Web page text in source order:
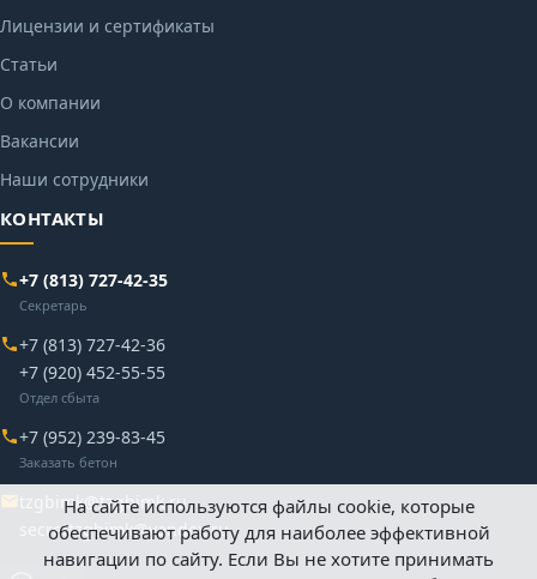
Лицензии и сертификаты
Статьи
О компании
Вакансии
Наши сотрудники
КОНТАКТЫ
+7 (813) 727-42-35
Секретарь
+7 (813) 727-42-36
+7 (920) 452-55-55
Отдел сбыта
+7 (952) 239-83-45
Заказать бетон
tzgbimk@tzgbimk.ru
secrettzgbimk@yandex.ru
На сайте используются файлы cookie, которые
обеспечивают работу для наиболее эффективной
навигации по сайту. Если Вы не хотите принимать